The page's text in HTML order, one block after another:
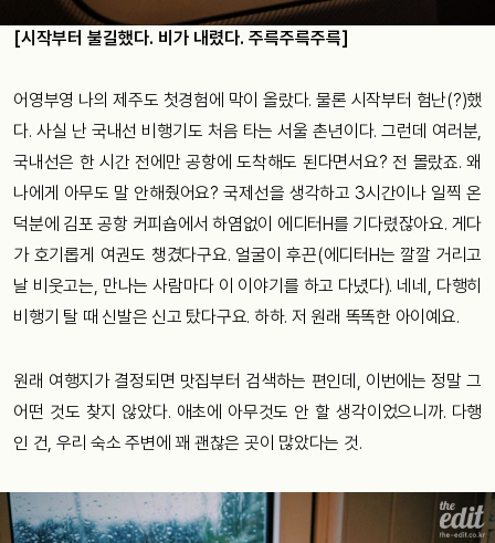
[시작부터 불길했다. 비가 내렸다. 주륵주륵주륵]
어영부영 나의 제주도 첫경험에 막이 올랐다. 물론 시작부터 험난(?)했
다. 사실 난 국내선 비행기도 처음 타는 서울 촌년이다. 그런데 여러분,
국내선은 한 시간 전에만 공항에 도착해도 된다면서요? 전 몰랐죠. 왜
나에게 아무도 말 안해줬어요? 국제선을 생각하고 3시간이나 일찍 온
덕분에 김포 공항 커피숍에서 하염없이 에디터H를 기다렸잖아요. 게다
가 호기롭게 여권도 챙겼다구요. 얼굴이 후끈(에디터H는 깔깔 거리고
날 비웃고는, 만나는 사람마다 이 이야기를 하고 다녔다). 네네, 다행히
비행기 탈 때 신발은 신고 탔다구요. 하하. 저 원래 똑똑한 아이예요.
원래 여행지가 결정되면 맛집부터 검색하는 편인데, 이번에는 정말 그
어떤 것도 찾지 않았다. 애초에 아무것도 안 할 생각이었으니까. 다행
인 건, 우리 숙소 주변에 꽤 괜찮은 곳이 많았다는 것.